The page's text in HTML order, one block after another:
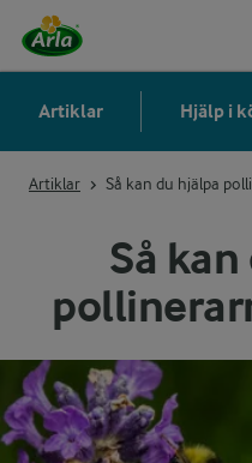
Artiklar Hjälp i
Artiklar Så kan du hjälpa
Så